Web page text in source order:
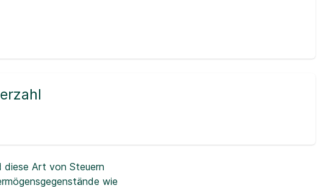
diese Art von Steuern
wie